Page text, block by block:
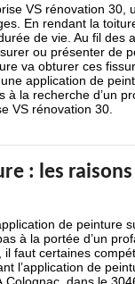
VS rénovation 30,
En rendant la
de vie. Au fil des
ou présenter de
va obturer ces
application de
la recherche d’un
VS rénovation 30.
: les
de peinture
à la portée d’un
il faut certaines
l’application de
dans le